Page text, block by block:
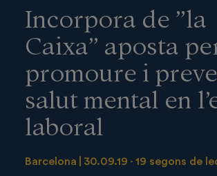
Incorpora de ”la
Caixa” aposta
promoure i
salut mental en
laboral
Barcelona 30.09.19 19 segons de